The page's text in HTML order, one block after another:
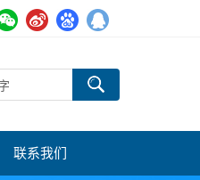
联系我们